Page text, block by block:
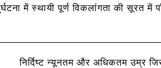
में स्थायी पूर्ण विकलांगता की सूरत
निर्दिष्ट न्यूनतम और अधिकतम उम्र